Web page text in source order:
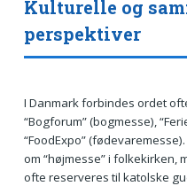
Kulturelle og
perspektiver
I Danmark forbindes ordet
“Bogforum” (bogmesse),
“FoodExpo”
om “højmesse” i folkekirken,
ofte reserveres til katolske